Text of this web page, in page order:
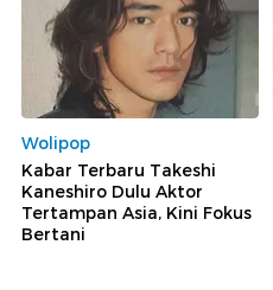
Wolipop
Kabar Terbaru Takeshi
Kaneshiro Dulu Aktor
Tertampan Asia, Kini Fokus
Bertani